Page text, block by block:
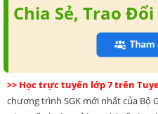
Chia Sẻ, Trao
>> Học trực tuyến lớp 7 trên
chương trình SGK mới nhất của Bộ